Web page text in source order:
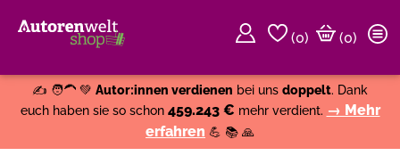
(0)
(0)
✍️ 🧑‍🦱 💚 Autor:innen verdienen bei uns doppelt. Dank
euch haben sie so schon 459.243 € mehr verdient. → Mehr
erfahren 💪 📚 🙏